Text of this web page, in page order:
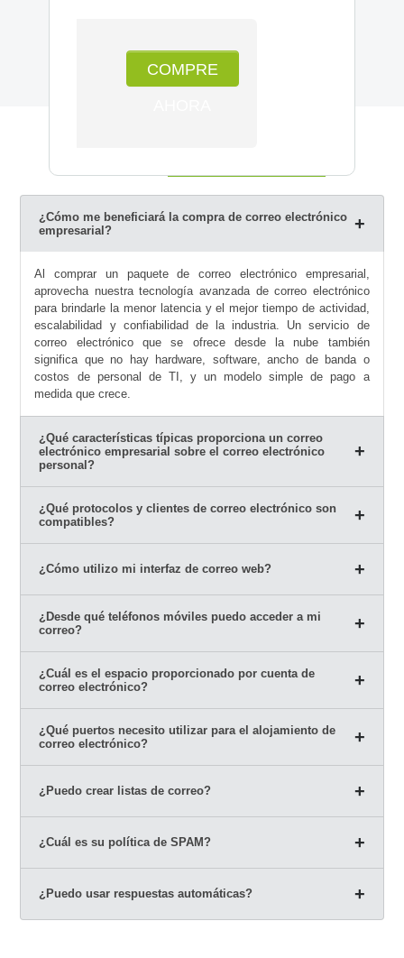
COMPRE
¿Cómo me beneficiará la compra de correo electrónico
empresarial?
Al comprar un paquete de correo electrónico empresarial,
aprovecha nuestra tecnología avanzada de correo electrónico
para brindarle la menor latencia y el mejor tiempo de actividad,
escalabilidad y confiabilidad de la industria. Un servicio de
correo electrónico que se ofrece desde la nube también
significa que no hay hardware, software, ancho de banda o
costos de personal de TI, y un modelo simple de pago a
medida que crece.
¿Qué características típicas proporciona un correo
electrónico empresarial sobre el correo electrónico
personal?
¿Qué protocolos y clientes de correo electrónico son
compatibles?
¿Cómo utilizo mi interfaz de correo web?
¿Desde qué teléfonos móviles puedo acceder a mi
correo?
¿Cuál es el espacio proporcionado por cuenta de
correo electrónico?
¿Qué puertos necesito utilizar para el alojamiento de
correo electrónico?
¿Puedo crear listas de correo?
¿Cuál es su política de SPAM?
¿Puedo usar respuestas automáticas?